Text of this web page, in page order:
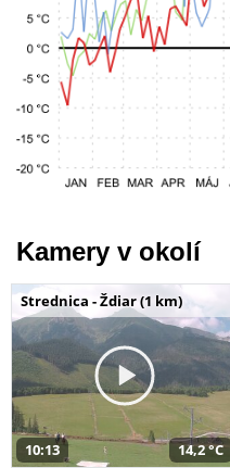
Kamery v okolí
Strednica - Ždiar (1 km)
10:13 14,2 °C